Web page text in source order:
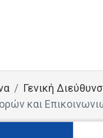
Γενική
και